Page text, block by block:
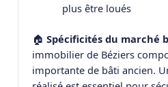
plus être loués
🏠 Spécificités du marché
immobilier de Béziers
importante de bâti ancien.